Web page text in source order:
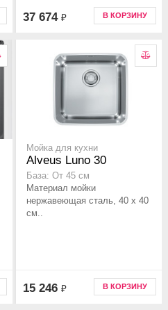
37 674 ₽ В КОРЗИНУ
Мойка для кухни
Alveus Luno 30
База: От 45 см
Материал мойки
нержавеющая сталь, 40 x 40
см..
15 246 ₽ В КОРЗИНУ